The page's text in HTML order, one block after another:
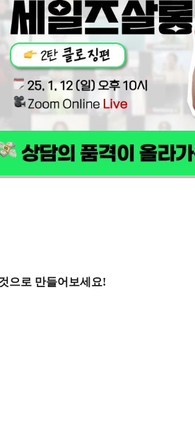
으로 만들어보세요!